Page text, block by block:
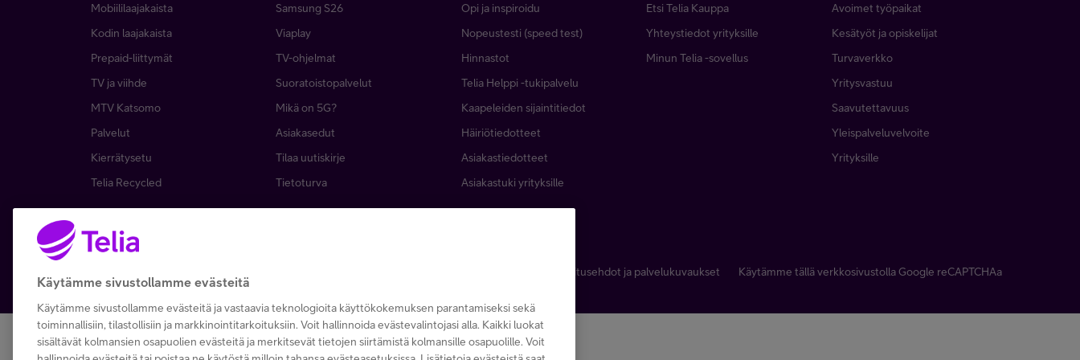
Mobiililaajakaista
Kodin laajakaista
Prepaid-liittymät
TV ja viihde
MTV Katsomo
Palvelut
Kierrätysetu
Telia Recycled
Samsung S26
Viaplay
TV-ohjelmat
Suoratoistopalvelut
Mikä on 5G?
Asiakasedut
Tilaa uutiskirje
Tietoturva
Opi ja inspiroidu
Nopeustesti (speed test)
Hinnastot
Telia Helppi -tukipalvelu
Kaapeleiden sijaintitiedot
Häiriötiedotteet
Asiakastiedotteet
Asiakastuki yrityksille
Etsi Telia Kauppa
Yhteystiedot yrityksille
Minun Telia -sovellus
Avoimet työpaikat
Kesätyöt ja opiskelijat
Turvaverkko
Yritysvastuu
Saavutettavuus
Yleispalveluvelvoite
Yrityksille
Toimitusehdot ja palvelukuvaukset Käytämme tällä verkkosivustolla Google reCAPTCHAa
Käytämme sivustollamme evästeitä
Käytämme sivustollamme evästeitä ja vastaavia teknologioita käyttökokemuksen parantamiseksi sekä
toiminnallisiin, tilastollisiin ja markkinointitarkoituksiin. Voit hallinnoida evästevalintojasi alla. Kaikki luokat
sisältävät kolmansien osapuolien evästeitä ja merkitsevät tietojen siirtämistä kolmansille osapuolille. Voit